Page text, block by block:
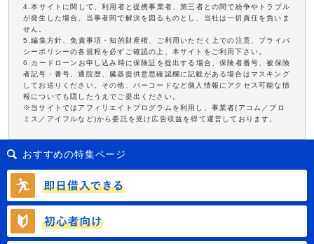
4.本サイトに関して、利用者と提携事業者、第三者との間で紛争やトラブル
が発生した場合、当事者間で解決を図るものとし、当社は一切責任を負いま
せん。
5.編集方針、免責事項・知的財産権、ご利用いただく上での注意、プライバ
シーポリシーの各規程を必ずご確認の上、本サイトをご利用下さい。
6.カードローンお申し込み時に保険証を提出する場合、保険者番号、被保険
者記号・番号、通院歴、臓器提供意思確認欄に記載がある場合はマスキング
してお送りください。その他、バーコードなど個人情報にアクセス可能な情
報についても隠したうえでご提出ください。
※当サイトではアフィリエイトプログラムを利用し、事業者(アコム／プロ
ミス／アイフルなど)から委託を受け広告収益を得て運営しております。
おすすめの特集ページ